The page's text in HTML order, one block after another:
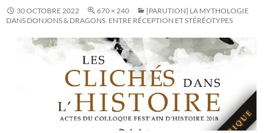
30 OCTOBRE 2022 670 × 240
[PARUTION] LA MYTHOLOGIE
DANS DONJONS & DRAGONS. ENTRE RÉCEPTION ET STÉRÉOTYPES